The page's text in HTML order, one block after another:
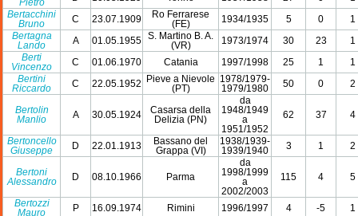
Pietro
Bertacchini
Bruno
C 23.07.1909
Ro Ferrarese
(FE)
1934/1935 5 0
1
Bertagna
Lando
A 01.05.1955 S. Martino B. A.
(VR)
1973/1974 30 23
1
Berti
Vincenzo
C 01.06.1970 Catania 1997/1998 25 1
1
Bertini
Riccardo
C 22.05.1952
Pieve a Nievole
(PT)
1978/1979-
1979/1980
50 0 2
Bertolin
Manlio
A 30.05.1924
Casarsa della
Delizia (PN)
da
1948/1949
a
1951/1952
62 37 4
Bertoncello
Giuseppe
D 22.01.1913
Bassano del
Grappa (VI)
1938/1939-
1939/1940
3 1 2
Bertoni
Alessandro
D 08.10.1966 Parma
da
1998/1999
a
2002/2003
115 4 5
Bertozzi
Mauro
P 16.09.1974 Rimini 1996/1997 4 -5
1